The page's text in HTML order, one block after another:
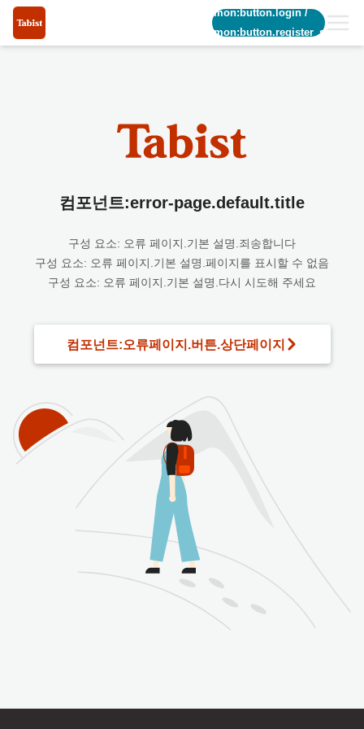
common:button.login/
common:button.register_short
컴포넌트:error-page.default.title
구성 요소: 오류 페이지.기본 설명.죄송합니다
구성 요소: 오류 페이지.기본 설명.페이지를 표시할 수 없음
구성 요소: 오류 페이지.기본 설명.다시 시도해 주세요
컴포넌트:오류페이지.버튼.상단페이지